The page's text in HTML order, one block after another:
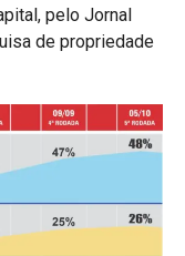
pelo Jornal
de propriedade